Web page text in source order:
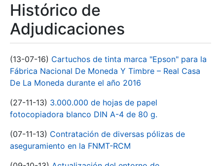
Histórico de
Adjudicaciones
(13-07-16) Cartuchos de tinta marca "Epson" para la
Fábrica Nacional De Moneda Y Timbre – Real Casa
De La Moneda durante el año 2016
(27-11-13) 3.000.000 de hojas de papel
fotocopiadora blanco DIN A-4 de 80 g.
(07-11-13) Contratación de diversas pólizas de
aseguramiento en la FNMT-RCM